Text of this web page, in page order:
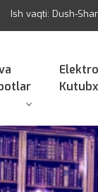
Ish vaqti: Dush-Shan